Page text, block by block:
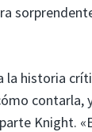
la historia
contarla,
Knight.